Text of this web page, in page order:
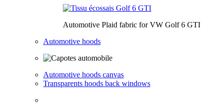
Automotive Plaid fabric for VW Golf 6 GTI
Automotive hoods
Automotive hoods canvas
Transparents hoods back windows